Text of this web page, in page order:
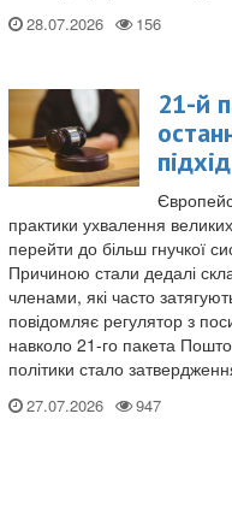
28.07.2026
21-й
практики ухвалення
перейти до більш гнучкої
Причиною стали дедалі
членами, які часто
повідомляє регулятор з
навколо 21-го пакета
політики стало
27.07.2026